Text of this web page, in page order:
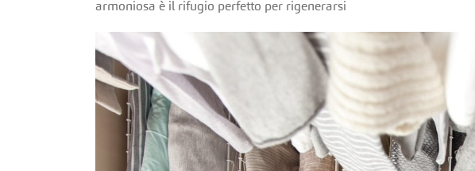
armoniosa è il rifugio perfetto per rigenerarsi